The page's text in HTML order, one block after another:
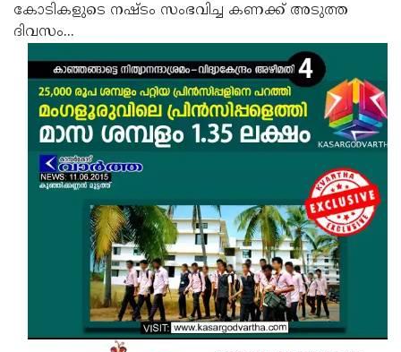
കോടികളുടെ നഷ്ടം സംഭവിച്ച കണക്ക് അടുത്ത
ദിവസം...